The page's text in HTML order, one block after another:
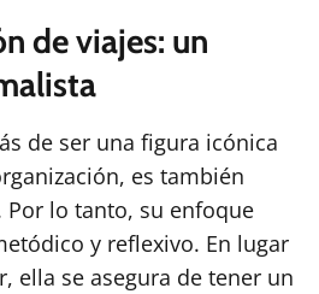
de viajes: un
de ser una figura icónica
es también
lo tanto, su enfoque
y reflexivo. En lugar
ella se asegura de tener un